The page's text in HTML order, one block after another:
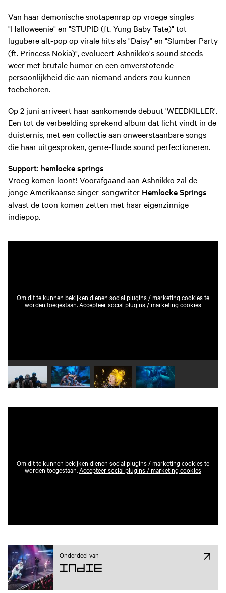
Van haar demonische snotapenrap op vroege singles
"Halloweenie" en "STUPID (ft. Yung Baby Tate)" tot
lugubere alt-pop op virale hits als "Daisy" en "Slumber Party
(ft. Princess Nokia)", evolueert Ashnikko's sound steeds
weer met brutale humor en een omverstotende
persoonlijkheid die aan niemand anders zou kunnen
toebehoren.
Op 2 juni arriveert haar aankomende debuut 'WEEDKILLER'.
Een tot de verbeelding sprekend album dat licht vindt in de
duisternis, met een collectie aan onweerstaanbare songs
die haar uitgesproken, genre-fluïde sound perfectioneren.
Support: hemlocke springs
Vroeg komen loont! Voorafgaand aan Ashnikko zal de
jonge Amerikaanse singer-songwriter Hemlocke Springs
alvast de toon komen zetten met haar eigenzinnige
indiepop.
Om dit te kunnen bekijken dienen social plugins / marketing cookies te
worden toegestaan.Accepteer social plugins / marketing cookies
Speel video 1 afSpeel video 2 afSpeel video 3 afSpeel video 4 af
Om dit te kunnen bekijken dienen social plugins / marketing cookies te
worden toegestaan.Accepteer social plugins / marketing cookies
Onderdeel van
Indie